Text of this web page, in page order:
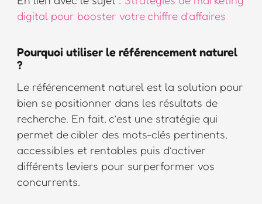
digital pour booster votre chiffre d’affaires
Pourquoi utiliser le référencement naturel
?
Le référencement naturel est la solution pour
bien se positionner dans les résultats de
recherche. En fait, c’est une stratégie qui
permet de cibler des mots-clés pertinents,
accessibles et rentables puis d’activer
différents leviers pour surperformer vos
concurrents.